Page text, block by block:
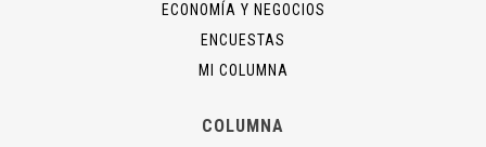
ECONOMÍA Y NEGOCIOS
ENCUESTAS
MI COLUMNA
COLUMNA